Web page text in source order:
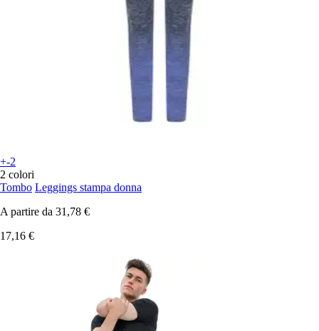
+-2
2 colori
Tombo Leggings stampa donna
A partire da 31,78 €
17,16 €